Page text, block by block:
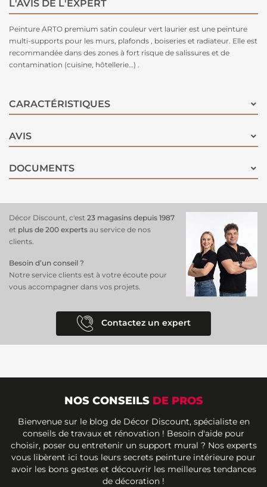
L'AVIS DE L'EXPERT
Peinture ARTO premium satin couleur vert laurier est une peinture
multi-supports pour les murs, plafonds , boiseries et radiateur. Elle est
recommandée dans des zones à fort risque de salissures et de
contamination (cuisine, hôtellerie…) .
CARACTÉRISTIQUES
AVIS
DOCUMENTS
Décor Discount, c'est 23 magasins depuis 1987
et plus de 200 experts au service de nos
clients.
Besoin d’un conseil ?
Notre service clients est à votre écoute pour
vous accompagner dans vos projets.
Contactez un expert
NOS CONSEILS DE PROS
Bienvenue sur le blog de Décor Discount, spécialiste en
conseils de travaux et rénovation ! Besoin d'aide pour
choisir, poser ou entretenir un support mural ? Nos experts
vous libèrent ici tous leurs secrets peinture intérieure pour
avoir les bons gestes et découvrir les meilleures tendances
de décoration !